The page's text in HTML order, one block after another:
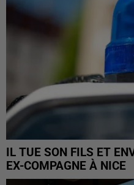
IL TUE SON FILS ET
EX-COMPAGNE À NICE